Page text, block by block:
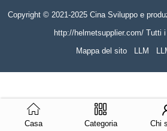
Copyright © 2021-2025 Cina Sviluppo e
http://helmetsupplier.com/ Tutti
Mappa del sito
LLM
Casa Categoria Chi